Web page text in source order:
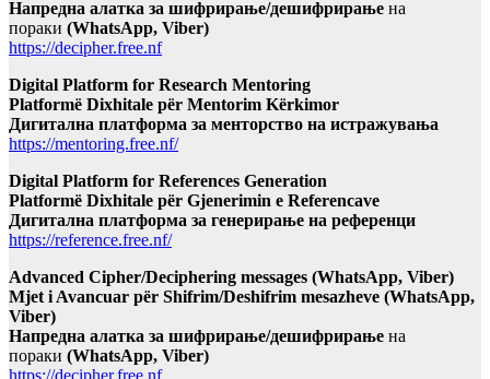
Напредна алатка за шифрирање/дешифрирање на
пораки (WhatsApp, Viber)
https://decipher.free.nf
Digital Platform for Research Mentoring
Platformë Dixhitale për Mentorim Kërkimor
Дигитална платформа за менторство на истражувања
https://mentoring.free.nf/
Digital Platform for References Generation
Platformë Dixhitale për Gjenerimin e Referencave
Дигитална платформа за генерирање на референци
https://reference.free.nf/
Advanced Cipher/Deciphering messages (WhatsApp, Viber)
Mjet i Avancuar për Shifrim/Deshifrim mesazheve (WhatsApp,
Viber)
Напредна алатка за шифрирање/дешифрирање на
пораки (WhatsApp, Viber)